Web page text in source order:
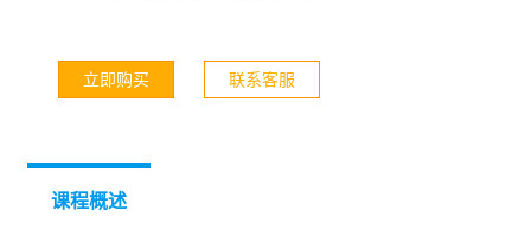
立即购买 联系客服
课程概述